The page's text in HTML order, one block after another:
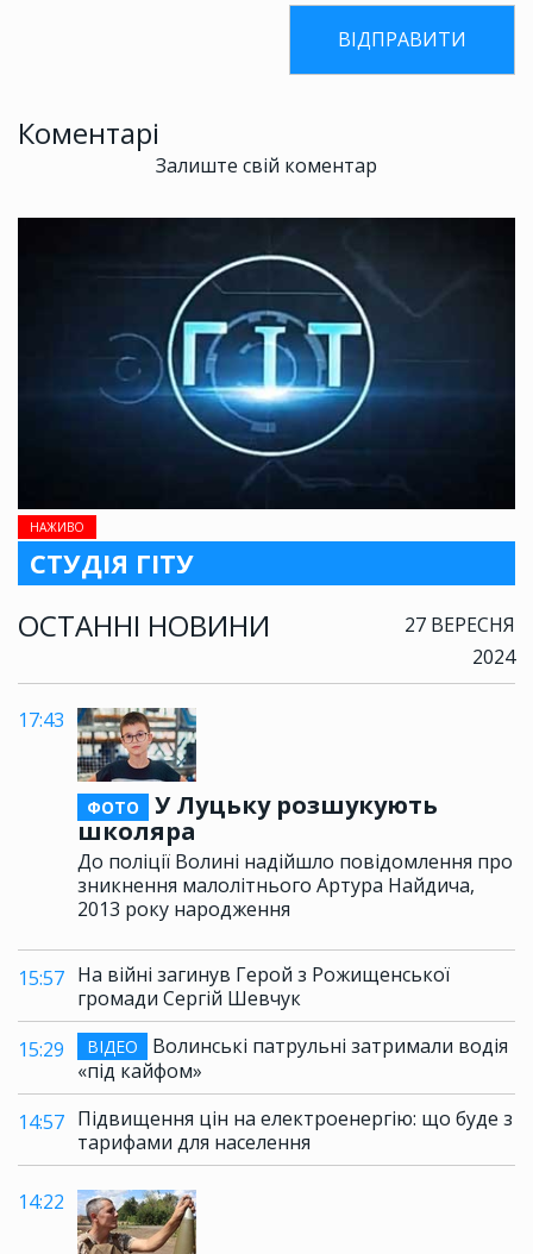
НАЖИВО
СТУДІЯ ГІТУ
ОСТАННІ НОВИНИ
27 ВЕРЕСНЯ
2024
17:43
ФОТО
У Луцьку розшукують
школяра
До поліції Волині надійшло повідомлення про
зникнення малолітнього Артура Найдича,
2013 року народження
15:57 На війні загинув Герой з Рожищенської
громади Сергій Шевчук
15:29
ВІДЕО
Волинські патрульні затримали водія
«під кайфом»
14:57 Підвищення цін на електроенергію: що буде з
тарифами для населення
14:22
Коментарі
Залиште свій коментар